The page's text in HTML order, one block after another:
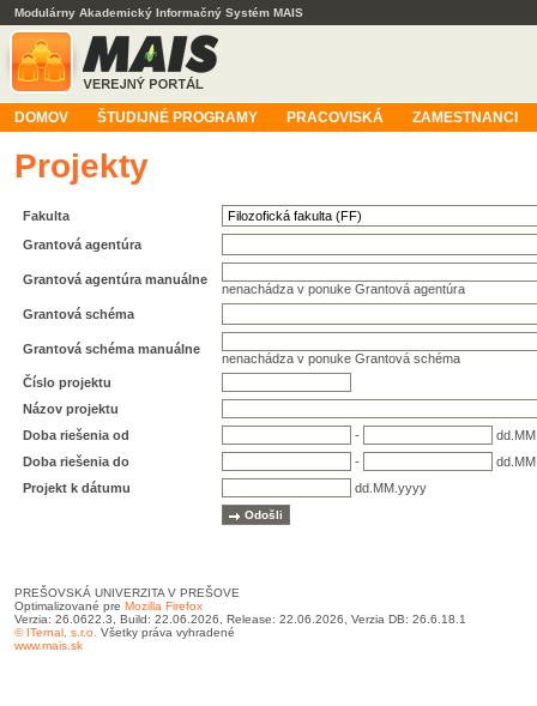
Modulárny Akademický Informačný Systém MAIS
DOMOV ŠTUDIJNÉ PROGRAMY PRACOVISKÁ ZAMESTNANCI
Projekty
Fakulta
Grantová agentúra
Grantová agentúra manuálne
nenachádza v ponuke Grantová agentúra
Grantová schéma
Grantová schéma manuálne
nenachádza v ponuke Grantová schéma
Číslo projektu
Názov projektu
Doba riešenia od
-
Doba riešenia do
-
Projekt k dátumu
dd.MM.yyyy
PREŠOVSKÁ UNIVERZITA V PREŠOVE
Optimalizované pre Mozilla Firefox
Verzia: 26.0622.3, Build: 22.06.2026, Release: 22.06.2026, Verzia DB: 26.6.18.1
© ITernal, s.r.o. Všetky práva vyhradené
www.mais.sk